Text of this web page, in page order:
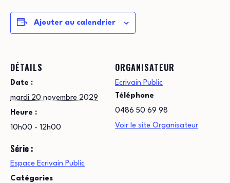
Ajouter au calendrier
DÉTAILS
Date :
mardi 20 novembre 2029
Heure :
10h00 - 12h00
Série :
Espace Ecrivain Public
Catégories
ORGANISATEUR
Ecrivain Public
Téléphone
0486 50 69 98
Voir le site Organisateur